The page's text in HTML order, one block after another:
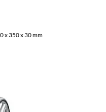
x 350 x 30 mm